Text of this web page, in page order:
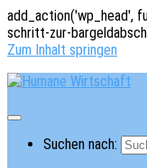
add_action('wp_head',
schritt-zur-
Zum Inhalt springen
Suchen nach: